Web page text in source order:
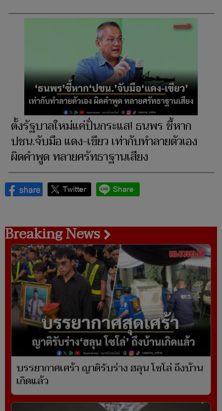
ตั้งรัฐบาลใหม่แค่ปั่นกระแส! ธนพร ชี้หาก
ปชน.จับมือ แดง-เขียว เท่ากับทำลายตัวเอง
ผิดคำพูด ทลายศรัทธาฐานเสียง
Breaking News
บรรยากาศเศร้า ญาติรับร่าง ฮลุน โซโล่ ถึงบ้าน
เกิดแล้ว